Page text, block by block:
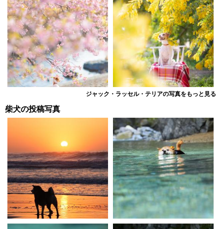
ジャック・ラッセル・テリアの写真をもっと見る
柴犬の投稿写真